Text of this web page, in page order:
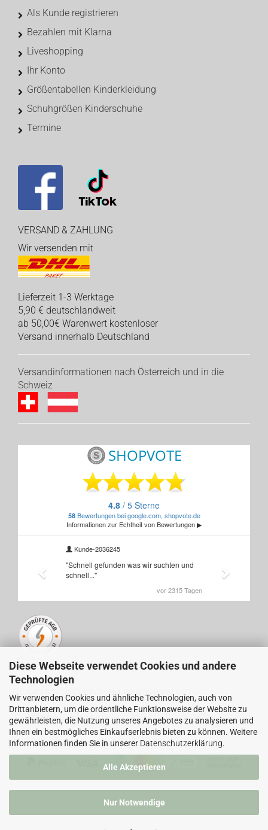
Diese Webseite verwendet Cookies und andere
Technologien
Wir verwenden Cookies und ähnliche Technologien, auch von
Drittanbietern, um die ordentliche Funktionsweise der Website zu
gewährleisten, die Nutzung unseres Angebotes zu analysieren und
Ihnen ein bestmögliches Einkaufserlebnis bieten zu können. Weitere
Informationen finden Sie in unserer Datenschutzerklärung.
Alle Akzeptieren
Nur Notwendige
Als Kunde registrieren
Bezahlen mit Klarna
Liveshopping
Ihr Konto
Größentabellen Kinderkleidung
Schuhgrößen Kinderschuhe
Termine
VERSAND & ZAHLUNG
Wir versenden mit
Lieferzeit 1-3 Werktage
5,90 € deutschlandweit
ab 50,00€ Warenwert kostenloser
Versand innerhalb Deutschland
Versandinformationen nach Österreich und in die
Schweiz
SICHER UND BEQUEM EINKAUFEN MIT